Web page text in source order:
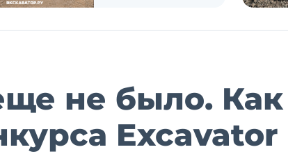
не было. Как
Excavator